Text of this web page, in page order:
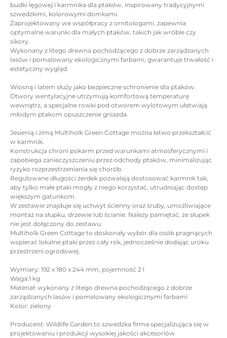
budki lęgowej i karmnika dla ptaków, inspirowany tradycyjnymi
szwedzkimi, kolorowymi domkami.
Zaprojektowany we współpracy z ornitologami, zapewnia
optymalne warunki dla małych ptaków, takich jak wróble czy
sikory.
Wykonany z litego drewna pochodzącego z dobrze zarządzanych
lasów i pomalowany ekologicznymi farbami, gwarantuje trwałość i
estetyczny wygląd.
Wiosną i latem służy jako bezpieczne schronienie dla ptaków.
Otwory wentylacyjne utrzymują komfortową temperaturę
wewnątrz, a specjalne rowki pod otworem wylotowym ułatwiają
młodym ptakom opuszczenie gniazda.
Jesienią i zimą Multiholk Green Cottage można łatwo przekształcić
w karmnik.
Konstrukcja chroni pokarm przed warunkami atmosferycznymi i
zapobiega zanieczyszczeniu przez odchody ptaków, minimalizując
ryzyko rozprzestrzeniania się chorób.
Regulowane długości żerdek pozwalają dostosować karmnik tak,
aby tylko małe ptaki mogły z niego korzystać, utrudniając dostęp
większym gatunkom.
W zestawie znajduje się uchwyt ścienny oraz śruby, umożliwiające
montaż na słupku, drzewie lub ścianie. Należy pamiętać, że słupek
nie jest dołączony do zestawu.
Multiholk Green Cottage to doskonały wybór dla osób pragnących
wspierać lokalne ptaki przez cały rok, jednocześnie dodając uroku
przestrzeni ogrodowej.
Wymiary: 192 x 180 x 244 mm, pojemność 2 l
Waga:1 kg
Materiał: wykonany z litego drewna pochodzącego z dobrze
zarządzanych lasów i pomalowany ekologicznymi farbami
Kolor: zielony
Producent: Wildlife Garden to szwedzka firma specjalizująca się w
projektowaniu i produkcji wysokiej jakości akcesoriów